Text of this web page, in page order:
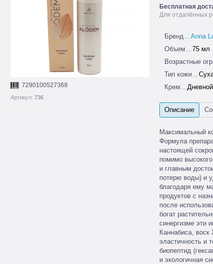
7290100527368
Артикул: 736
Бесплатная
Для отдалённых
Бренд
Anna
Объем
75 мл
Возрастные
Тип кожи
Крем
Максимальный
Формула
настоящей
помимо
и главным
потерю воды) и
благодаря ему
продуктов с
после
богат
синергизме эти
Каннабиса,
эластичность и
биопептид
и экологичная